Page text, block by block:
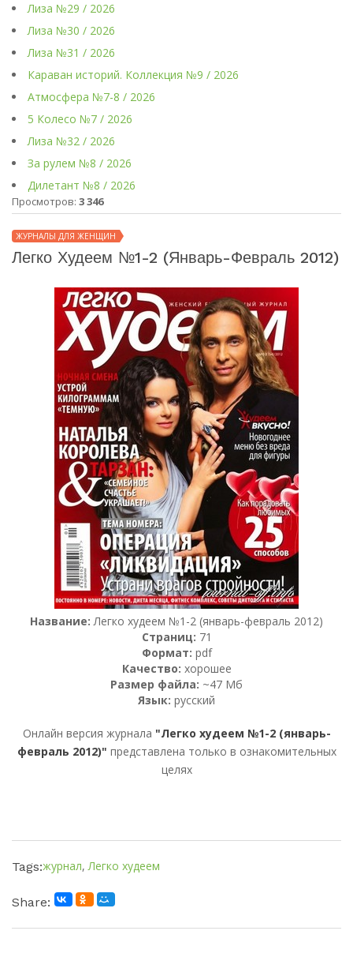
Лиза №29 / 2026
Лиза №30 / 2026
Лиза №31 / 2026
Караван историй. Коллекция №9 / 2026
Атмосфера №7-8 / 2026
5 Колесо №7 / 2026
Лиза №32 / 2026
За рулем №8 / 2026
Дилетант №8 / 2026
Просмотров: 3 346
ЖУРНАЛЫ ДЛЯ ЖЕНЩИН
Легко Худеем №1-2 (январь-Февраль 2012)
Название: Легко худеем №1-2 (январь-февраль 2012)
Страниц: 71
Формат: pdf
Качество: хорошее
Размер файла: ~47 Мб
Язык: русский
Онлайн версия журнала "Легко худеем №1-2 (январь-
февраль 2012)" представлена только в ознакомительных
целях
Tags:журнал,Легко худеем
Share: